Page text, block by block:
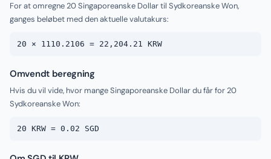
For at omregne 20 Singaporeanske Dollar til Sydkoreanske Won,
ganges beløbet med den aktuelle valutakurs:
20 × 1110.2106 = 22,204.21 KRW
Omvendt beregning
Hvis du vil vide, hvor mange Singaporeanske Dollar du får for 20
Sydkoreanske Won:
20 KRW = 0.02 SGD